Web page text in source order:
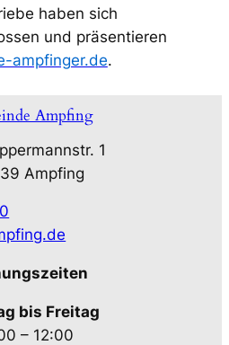
haben sich
und präsentieren
ampfinger.de.
Ampfing
1
Ampfing
bis Freitag
– 12:00